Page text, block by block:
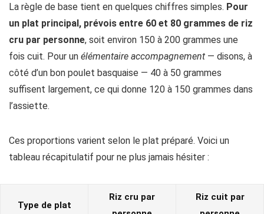
La règle de base tient en quelques chiffres simples. Pour
un plat principal, prévois entre 60 et 80 grammes de riz
cru par personne, soit environ 150 à 200 grammes une
fois cuit. Pour un élémentaire accompagnement — disons, à
côté d’un bon poulet basquaise — 40 à 50 grammes
suffisent largement, ce qui donne 120 à 150 grammes dans
l’assiette.
Ces proportions varient selon le plat préparé. Voici un
tableau récapitulatif pour ne plus jamais hésiter :
Type de plat
Riz cru par
Riz cuit par